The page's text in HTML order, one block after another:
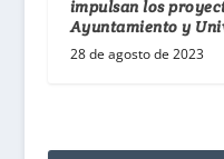
impulsan los
Ayuntamiento y
28 de agosto de 2023